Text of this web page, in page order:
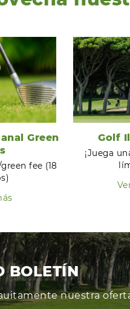
Green
fee (18
Golf
¡Juega
BOLETÍN
nuestra